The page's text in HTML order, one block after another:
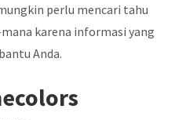
perlu mencari tahu
karena informasi yang
Anda.